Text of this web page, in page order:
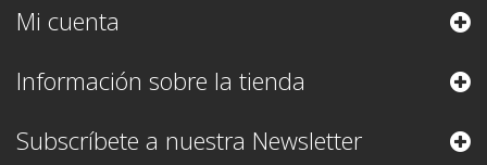
Mi cuenta
Información sobre la tienda
Subscríbete a nuestra Newsletter